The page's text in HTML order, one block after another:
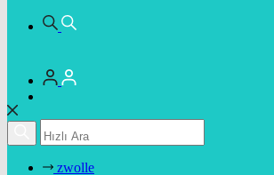
zwolle